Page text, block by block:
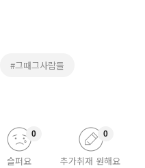
#그때그사람들
슬퍼요
0
추가취재 원해요
0